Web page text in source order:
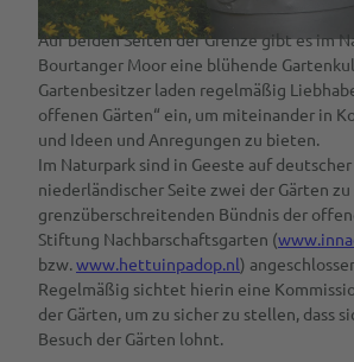
S
o
m
m
e
r
s
o
n
n
e
n
w
Auf beiden Seiten der Grenze gibt es im
Bourtanger Moor eine blühende
Gartenbesitzer laden regelmäßig
offenen Gärten“ ein, um miteinander in
und Ideen und Anregungen zu bieten.
Im Naturpark sind in Geeste auf
niederländischer Seite zwei der Gärten zu
grenzüberschreitenden Bündnis der
Stiftung Nachbarschaftsgarten (
bzw.www.hettuinpadop.nl)
Regelmäßig sichtet hierin eine
der Gärten, um zu sicher zu stellen, dass
Besuch der Gärten lohnt.